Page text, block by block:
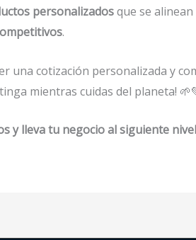
personalizadosque se
.
una cotización personalizada y
mientras cuidas del planeta!
y lleva tu negocio al siguiente